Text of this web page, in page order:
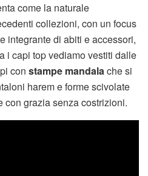
come la naturale
collezioni, con un focus
integrante di abiti e accessori,
i capi top vediamo vestiti dalle
con stampe mandalache si
harem e forme scivolate
grazia senza costrizioni.